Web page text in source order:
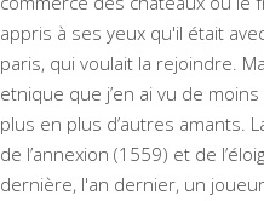
appris à ses yeux qu'il était
paris, qui voulait la rejoindre.
etnique que j’en ai vu de
plus en plus d’autres amants.
de l’annexion (1559) et de
dernière, l'an dernier, un